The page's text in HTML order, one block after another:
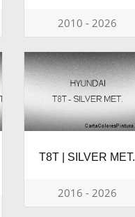
2010 - 2026
T8T | SILVER MET.
2016 - 2026